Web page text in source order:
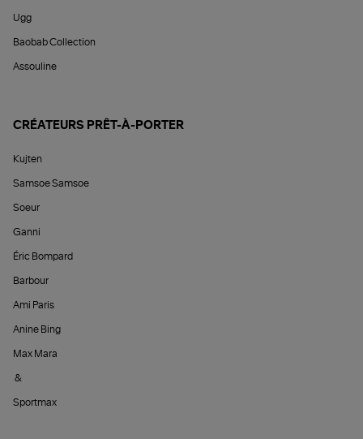
Ugg
Baobab Collection
Assouline
CRÉATEURS PRÊT-À-PORTER
Kujten
Samsoe Samsoe
Soeur
Ganni
Éric Bompard
Barbour
Ami Paris
Anine Bing
Max Mara
&
Sportmax